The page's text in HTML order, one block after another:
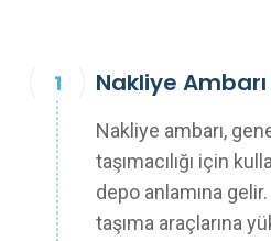
Nakliye
Nakliye ambarı,
taşımacılığı için
depo anlamına
taşıma araçlarına